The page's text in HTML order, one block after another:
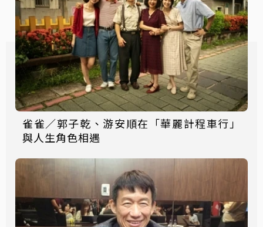
雀雀／郭子乾、游安順在「華麗計程車行」
與人生角色相遇